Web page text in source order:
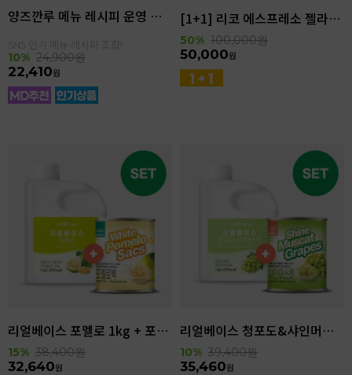
양즈깐루 메뉴 레시피 운영 세트
SNS 인기 메뉴 레시피 조합!
10% 24,900원
22,410원
[1+1] 리코 에스프레소 젤라또 4kg(4.6L)
50% 100,000원
50,000원
리얼베이스 포멜로 1kg + 포멜로쌕 850g SET
15% 38,400원
32,640원
리얼베이스 청포도&샤인머스캣 1kg + 샤인머스캣 850g SET
10% 39,400원
35,460원